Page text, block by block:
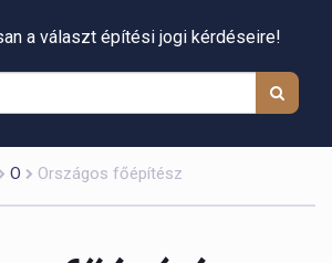
a választ építési jogi kérdéseire!
O Országos főépítész